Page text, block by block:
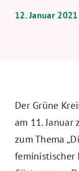
12. Januar 2021
Der Grüne
am 11.
zum Thema
feministischer